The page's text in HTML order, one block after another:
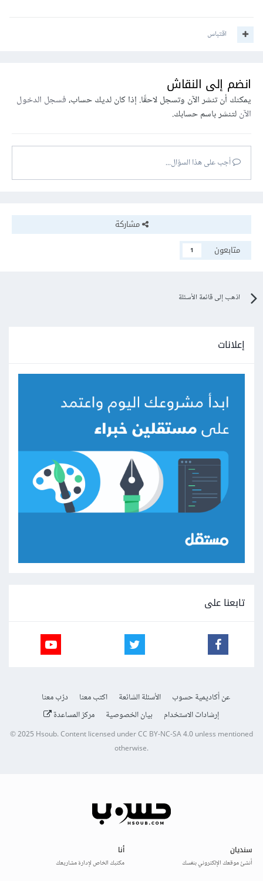
اقتباس
انضم إلى النقاش
يمكنك أن تنشر الآن وتسجل لاحقًا. إذا كان لديك حساب،فسجل الدخول
الآنلتنشر باسم حسابك.
أجب على هذا السؤال...
مشاركة
متابعون
1
اذهب إلى قائمة الأسئلة
إعلانات
تابعنا على
عن أكاديمية حسوب الأسئلة الشائعة اكتب معنا
درّب معنا
إرشادات الاستخدام
بيان الخصوصية مركز المساعدة
© 2025Hsoub.Content licensed underCC BY-NC-SA 4.0unless mentioned
otherwise.